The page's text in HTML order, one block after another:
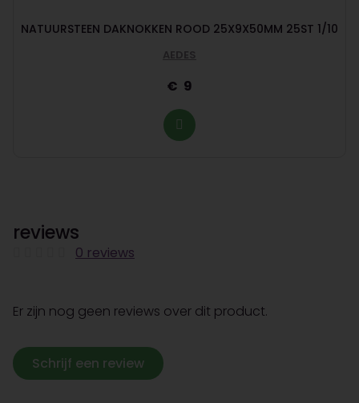
NATUURSTEEN DAKNOKKEN ROOD 25X9X50MM 25ST 1/10
AEDES
9
reviews
0 reviews
Er zijn nog geen reviews over dit product.
Schrijf een review